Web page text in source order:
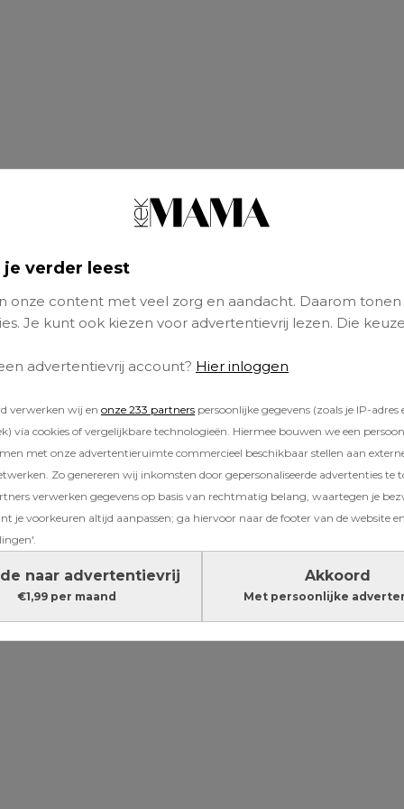
je verder leest
onze content met veel zorg en aandacht. Daarom tonen
Je kunt ook kiezen voor advertentievrij lezen. Die
advertentievrij account? Hier inloggen
verwerken wij en onze 233 partners persoonlijke gegevens (zoals je IP-adres
via cookies of vergelijkbare technologieën. Hiermee bouwen we een
met onze advertentieruimte commercieel beschikbaar stellen aan
Zo genereren wij inkomsten door gepersonaliseerde advertenties te
verwerken gegevens op basis van rechtmatig belang, waartegen je
je voorkeuren altijd aanpassen; ga hiervoor naar de footer van de website
naar advertentievrij
€1,99 per maand
Akkoord
Met persoonlijke
moeder van Abel (2) en zwanger van
na de geboorte van Abel bivakkeerden mijn
slaapkamer. Debevallingwas heftig
staan. Om de familie de kans te geven de
in onze slaapkamer komen. Abel, die ook
lag veilig tussen mij en mijn vriend in het
ongevraagd aan hem zitten.
Lees verder onder de advertentie